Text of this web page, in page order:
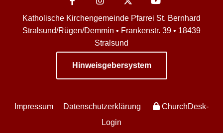
Katholische Kirchengemeinde Pfarrei St. Bernhard
Stralsund/Rügen/Demmin • Frankenstr. 39 • 18439
Stralsund
Hinweisgebersystem
Impressum Datenschutzerklärung
ChurchDesk-
Login